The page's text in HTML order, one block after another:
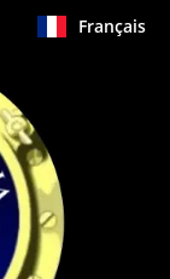
Français